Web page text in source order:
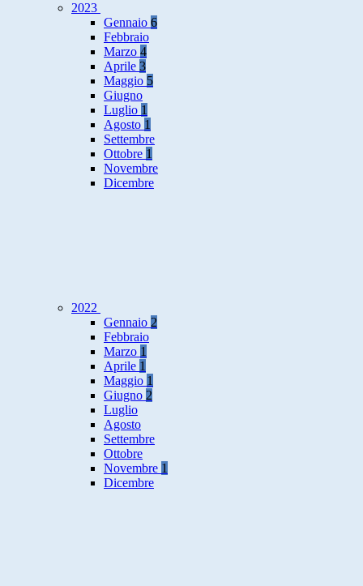
2023
Gennaio 6
Febbraio
Marzo 4
Aprile 3
Maggio 5
Giugno
Luglio 1
Agosto 1
Settembre
Ottobre 1
Novembre
Dicembre
2022
Gennaio 2
Febbraio
Marzo 1
Aprile 1
Maggio 1
Giugno 2
Luglio
Agosto
Settembre
Ottobre
Novembre 1
Dicembre